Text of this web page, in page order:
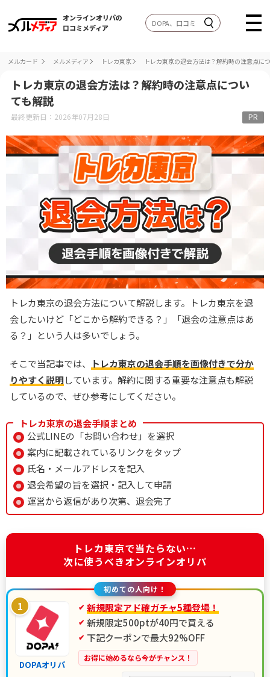
オンラインオリパの
口コミメディア
メルカード メルメディア トレカ東京 トレカ東京の退会方法は？解約時の注意点に
トレカ東京の退会方法は？解約時の注意点につい
ても解説
最終更新日：2026年07月28日 PR
トレカ東京の退会方法について解説します。トレカ東京を退
会したいけど「どこから解約できる？」「退会の注意点はあ
る？」という人は多いでしょう。
そこで当記事では、
トレカ東京の退会手順を画像付きで分か
りやすく説明しています。解約に関する重要な注意点も解説
しているので、ぜひ参考にしてください。
トレカ東京の退会手順まとめ
公式LINEの「お問い合わせ」を選択
案内に記載されているリンクをタップ
氏名・メールアドレスを記入
退会希望の旨を選択・記入して申請
運営から返信があり次第、退会完了
トレカ東京で当たらない…
次に使うべきオンラインオリパ
初めての人向け！
1
DOPAオリパ
新規限定アド確ガチャ5種登場！
新規限定500ptが40円で買える
下記クーポンで最大92%OFF
お得に始めるなら今がチャンス！